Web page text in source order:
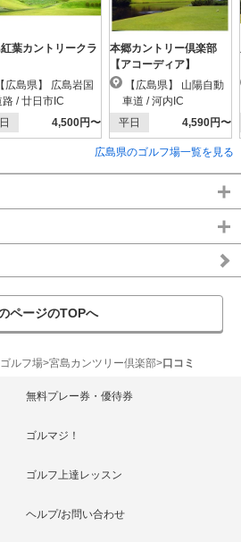
葉カントリークラ
路 / 廿日市IC
4,500円〜
本郷カントリー倶楽部
【アコーディア】
車道 / 河内IC
平日
4,590円〜
広島県のゴルフ場一覧を見る
ページのTOPへ
ルフ場 宮島カンツリー倶楽部 口コミ
無料プレー券・優待券
ゴルマジ！
ゴルフ上達レッスン
ヘルプ/お問い合わせ